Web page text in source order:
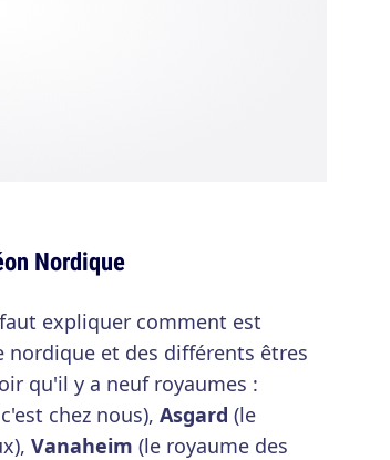
Nordique
expliquer comment est
et des différents êtres
qu'il y a neuf royaumes :
chez nous), Asgard (le
Vanaheim (le royaume des